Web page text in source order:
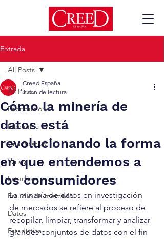
Entrada
All Posts
Distribución
Economía
Cuantitativo
Varios
Estudios
Estudio de mercado
Datos
Estadística
All Posts
Cómo la minería de
datos está
revolucionando la forma
en que entendemos a
los consumidores
Creed España
1 min de lectura
La minería de datos en investigación
de mercados se refiere al proceso de
recopilar, limpiar, transformar y analizar
grandes conjuntos de datos con el fin